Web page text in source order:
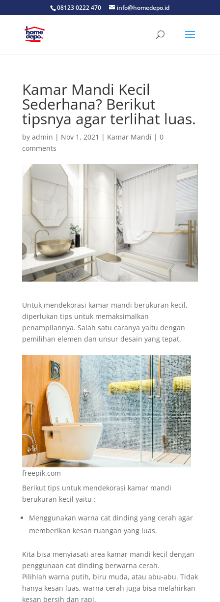
08123 0222 470 info@homedepo.id
Kamar Mandi Kecil
Sederhana? Berikut
tipsnya agar terlihat luas.
by admin | Nov 1, 2021 | Kamar Mandi | 0
comments
Untuk mendekorasi kamar mandi berukuran kecil,
diperlukan tips untuk memaksimalkan
penampilannya. Salah satu caranya yaitu dengan
pemilihan elemen dan unsur desain yang tepat.
freepik.com
Berikut tips untuk mendekorasi kamar mandi
berukuran kecil yaitu :
Menggunakan warna cat dinding yang cerah agar
memberikan kesan ruangan yang luas.
Kita bisa menyiasati area kamar mandi kecil dengan
penggunaan cat dinding berwarna cerah.
Pilihlah warna putih, biru muda, atau abu-abu. Tidak
hanya kesan luas, warna cerah juga bisa melahirkan
kesan bersih dan rapi.